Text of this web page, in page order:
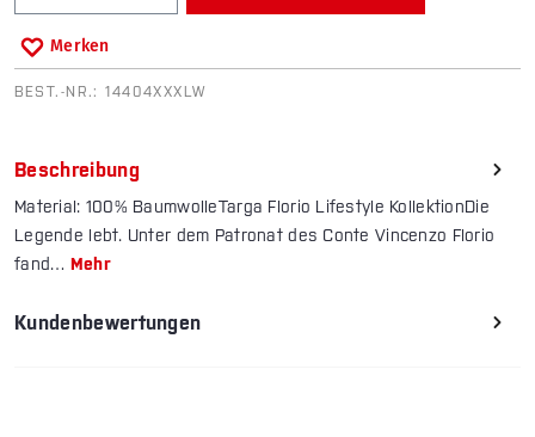
Merken
BEST.-NR.:14404XXXLW
Beschreibung
Material: 100% BaumwolleTarga Florio Lifestyle KollektionDie
Legende lebt. Unter dem Patronat des Conte Vincenzo Florio
fand… Mehr
Kundenbewertungen